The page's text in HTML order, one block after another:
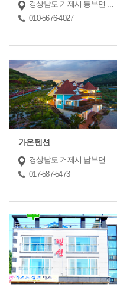
경상남도 거제시 동부면 동부로11길 17-9
010-5676-4027
가온펜션
경상남도 거제시 남부면 남부해안로 27
017-587-5473